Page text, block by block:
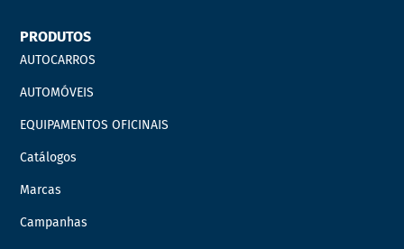
PRODUTOS
AUTOCARROS
AUTOMÓVEIS
EQUIPAMENTOS OFICINAIS
Catálogos
Marcas
Campanhas